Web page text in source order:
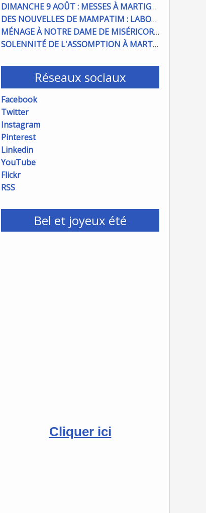
DIMANCHE 9 AOÛT : MESSES À MARTIGUES ET PORT DE BOUC
DES NOUVELLES DE MAMPATIM : LABOUR DU CHAMP PAROISSIAL
MÉNAGE À NOTRE DAME DE MISÉRICORDE : ON COMPTE SUR VOUS !
SOLENNITÉ DE L'ASSOMPTION À MARTIGUES ET PORT DE BOUC
Réseaux sociaux
Facebook
Twitter
Instagram
Pinterest
Linkedin
YouTube
Flickr
RSS
Bel et joyeux été
Cliquer ici